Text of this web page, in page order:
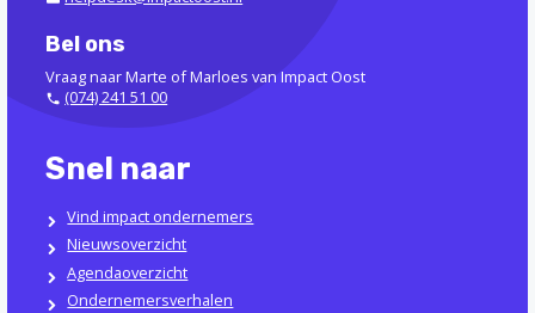
Bel ons
Vraag naar Marte of Marloes van Impact Oost
(074) 241 51 00
Snel naar
Vind impact ondernemers
Nieuwsoverzicht
Agendaoverzicht
Ondernemersverhalen